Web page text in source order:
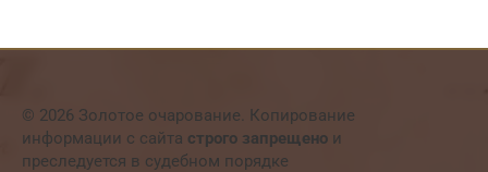
© 2026 Золотое очарование. Копирование
информации с сайта строго запрещено и
преследуется в судебном порядке